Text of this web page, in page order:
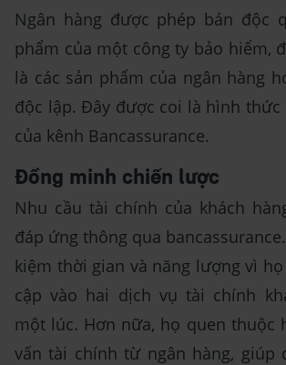
Ngân hàng được phép bán độc
phẩm của một công ty bảo hiểm,
là các sản phẩm của ngân hàng
độc lập. Đây được coi là hình
của kênh Bancassurance.
Đồng minh chiến lược
Nhu cầu tài chính của khách
đáp ứng thông qua
kiệm thời gian và năng lượng vì
cập vào hai dịch vụ tài chính
một lúc. Hơn nữa, họ quen thuộc
vấn tài chính từ ngân hàng, giúp